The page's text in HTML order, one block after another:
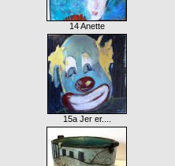
14 Anette
15a Jer er....